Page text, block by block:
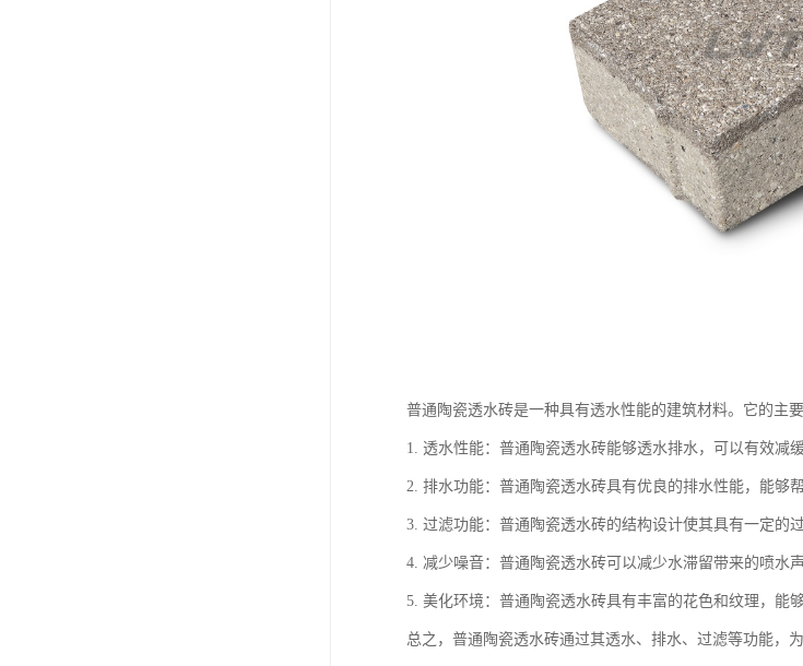
普通陶瓷透水砖是一种具有透水性能的建筑材料。它的主要
1. 透水性能：普通陶瓷透水砖能够透水排水，可以有效减
2. 排水功能：普通陶瓷透水砖具有优良的排水性能，能够
3. 过滤功能：普通陶瓷透水砖的结构设计使其具有一定的
4. 减少噪音：普通陶瓷透水砖可以减少水滞留带来的喷水
5. 美化环境：普通陶瓷透水砖具有丰富的花色和纹理，能
总之，普通陶瓷透水砖通过其透水、排水、过滤等功能，